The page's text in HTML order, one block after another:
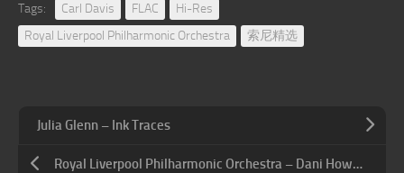
Tags: Carl Davis FLAC
Hi-Res
Royal Liverpool Philharmonic Orchestra
索尼精选
Julia Glenn – Ink Traces
Royal Liverpool Philharmonic Orchestra – Dani Howard Orchestral Works